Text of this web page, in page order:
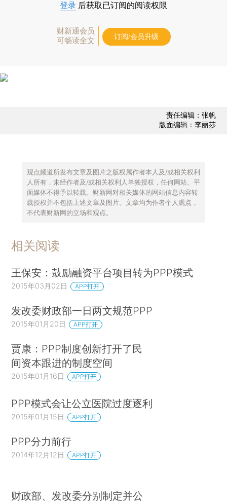
登录 后获取已订阅的阅读权限
财新通会员
可畅读全文
订阅/会员升级
责任编辑：张帆
版面编辑：李丽莎
观点频道所发布文章及图片之版权属作者本人及/或相关权利
人所有，未经作者及/或相关权利人单独授权，任何网站、平
面媒体不得予以转载。财新网对相关媒体的网站信息内容转
载授权并不包括上述文章及图片。文章均为作者个人观点，
不代表财新网的立场和观点。
相关阅读
王保安：鼓励融资平台项目转为PPP模式
2015年03月02日 APP打开
发改委财政部一日两文规范PPP
2015年01月20日 APP打开
贾康：PPP制度创新打开了民
间资本跟进的制度空间
2015年01月16日 APP打开
PPP模式会让公立医院过度逐利
2015年01月15日 APP打开
PPP分力前行
2014年12月12日 APP打开
财政部、发改委分别制定并公